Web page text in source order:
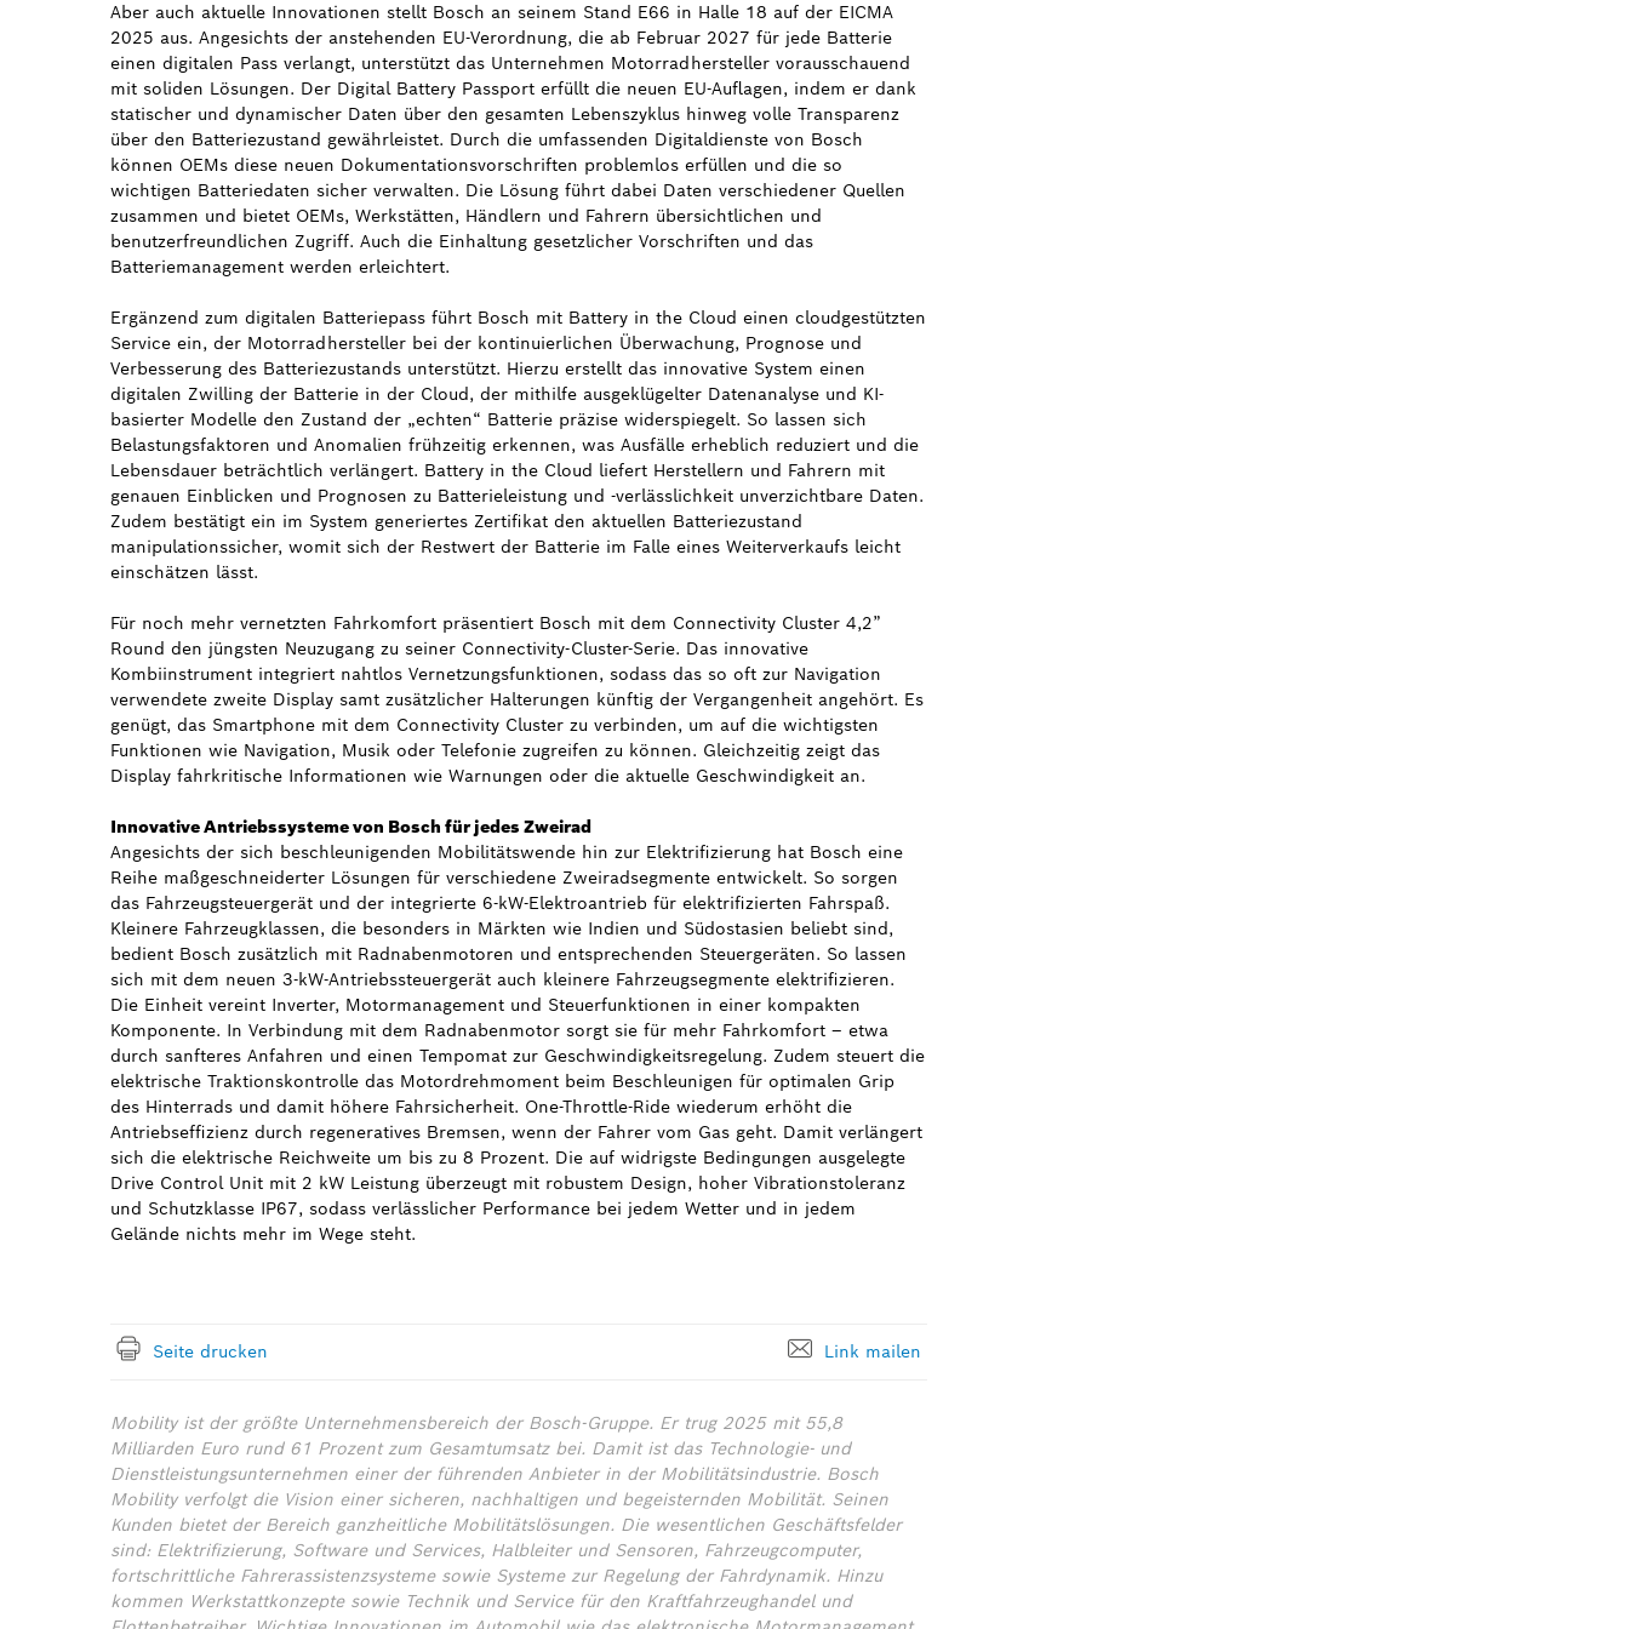
Aber auch aktuelle Innovationen stellt Bosch an seinem Stand E66 in Halle 18 auf der EICMA
2025 aus. Angesichts der anstehenden EU-Verordnung, die ab Februar 2027 für jede Batterie
einen digitalen Pass verlangt, unterstützt das Unternehmen Motorradhersteller vorausschauend
mit soliden Lösungen. Der Digital Battery Passport erfüllt die neuen EU-Auflagen, indem er dank
statischer und dynamischer Daten über den gesamten Lebenszyklus hinweg volle Transparenz
über den Batteriezustand gewährleistet. Durch die umfassenden Digitaldienste von Bosch
können OEMs diese neuen Dokumentationsvorschriften problemlos erfüllen und die so
wichtigen Batteriedaten sicher verwalten. Die Lösung führt dabei Daten verschiedener Quellen
zusammen und bietet OEMs, Werkstätten, Händlern und Fahrern übersichtlichen und
benutzerfreundlichen Zugriff. Auch die Einhaltung gesetzlicher Vorschriften und das
Batteriemanagement werden erleichtert.
Ergänzend zum digitalen Batteriepass führt Bosch mit Battery in the Cloud einen cloudgestützten
Service ein, der Motorradhersteller bei der kontinuierlichen Überwachung, Prognose und
Verbesserung des Batteriezustands unterstützt. Hierzu erstellt das innovative System einen
digitalen Zwilling der Batterie in der Cloud, der mithilfe ausgeklügelter Datenanalyse und KI-
basierter Modelle den Zustand der „echten“ Batterie präzise widerspiegelt. So lassen sich
Belastungsfaktoren und Anomalien frühzeitig erkennen, was Ausfälle erheblich reduziert und die
Lebensdauer beträchtlich verlängert. Battery in the Cloud liefert Herstellern und Fahrern mit
genauen Einblicken und Prognosen zu Batterieleistung und -verlässlichkeit unverzichtbare Daten.
Zudem bestätigt ein im System generiertes Zertifikat den aktuellen Batteriezustand
manipulationssicher, womit sich der Restwert der Batterie im Falle eines Weiterverkaufs leicht
einschätzen lässt.
Für noch mehr vernetzten Fahrkomfort präsentiert Bosch mit dem Connectivity Cluster 4,2”
Round den jüngsten Neuzugang zu seiner Connectivity-Cluster-Serie. Das innovative
Kombiinstrument integriert nahtlos Vernetzungsfunktionen, sodass das so oft zur Navigation
verwendete zweite Display samt zusätzlicher Halterungen künftig der Vergangenheit angehört. Es
genügt, das Smartphone mit dem Connectivity Cluster zu verbinden, um auf die wichtigsten
Funktionen wie Navigation, Musik oder Telefonie zugreifen zu können. Gleichzeitig zeigt das
Display fahrkritische Informationen wie Warnungen oder die aktuelle Geschwindigkeit an.
Innovative Antriebssysteme von Bosch für jedes Zweirad
Angesichts der sich beschleunigenden Mobilitätswende hin zur Elektrifizierung hat Bosch eine
Reihe maßgeschneiderter Lösungen für verschiedene Zweiradsegmente entwickelt. So sorgen
das Fahrzeugsteuergerät und der integrierte 6-kW-Elektroantrieb für elektrifizierten Fahrspaß.
Kleinere Fahrzeugklassen, die besonders in Märkten wie Indien und Südostasien beliebt sind,
bedient Bosch zusätzlich mit Radnabenmotoren und entsprechenden Steuergeräten. So lassen
sich mit dem neuen 3-kW-Antriebssteuergerät auch kleinere Fahrzeugsegmente elektrifizieren.
Die Einheit vereint Inverter, Motormanagement und Steuerfunktionen in einer kompakten
Komponente. In Verbindung mit dem Radnabenmotor sorgt sie für mehr Fahrkomfort – etwa
durch sanfteres Anfahren und einen Tempomat zur Geschwindigkeitsregelung. Zudem steuert die
elektrische Traktionskontrolle das Motordrehmoment beim Beschleunigen für optimalen Grip
des Hinterrads und damit höhere Fahrsicherheit. One-Throttle-Ride wiederum erhöht die
Antriebseffizienz durch regeneratives Bremsen, wenn der Fahrer vom Gas geht. Damit verlängert
sich die elektrische Reichweite um bis zu 8 Prozent. Die auf widrigste Bedingungen ausgelegte
Drive Control Unit mit 2 kW Leistung überzeugt mit robustem Design, hoher Vibrationstoleranz
und Schutzklasse IP67, sodass verlässlicher Performance bei jedem Wetter und in jedem
Gelände nichts mehr im Wege steht.
Seite drucken Link mailen
Mobility ist der größte Unternehmensbereich der Bosch-Gruppe. Er trug 2025 mit 55,8
Milliarden Euro rund 61 Prozent zum Gesamtumsatz bei. Damit ist das Technologie- und
Dienstleistungsunternehmen einer der führenden Anbieter in der Mobilitätsindustrie. Bosch
Mobility verfolgt die Vision einer sicheren, nachhaltigen und begeisternden Mobilität. Seinen
Kunden bietet der Bereich ganzheitliche Mobilitätslösungen. Die wesentlichen Geschäftsfelder
sind: Elektrifizierung, Software und Services, Halbleiter und Sensoren, Fahrzeugcomputer,
fortschrittliche Fahrerassistenzsysteme sowie Systeme zur Regelung der Fahrdynamik. Hinzu
kommen Werkstattkonzepte sowie Technik und Service für den Kraftfahrzeughandel und